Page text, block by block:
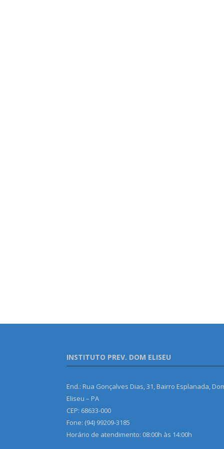
INSTITUTO PREV. DOM ELISEU
End.: Rua Gonçalves Dias, 31, Bairro Esplanada,
Eliseu – PA
CEP: 68633-000
Fone: (94) 99209-3185
Horário de atendimento: 08:00h às 14:00h